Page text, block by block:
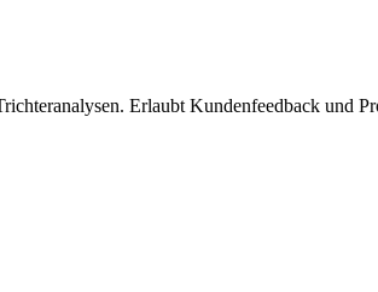
Erlaubt Kundenfeedback und